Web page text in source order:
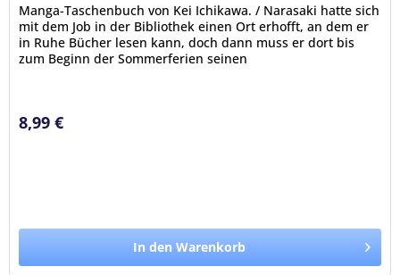
Manga-Taschenbuch von Kei Ichikawa. / Narasaki hatte sich
mit dem Job in der Bibliothek einen Ort erhofft, an dem er
in Ruhe Bücher lesen kann, doch dann muss er dort bis
zum Beginn der Sommerferien seinen
8,99 €
In den Warenkorb